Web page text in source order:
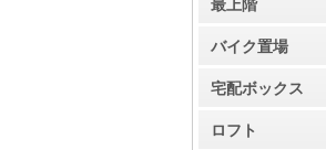
最上階
バイク置場
宅配ボックス
ロフト